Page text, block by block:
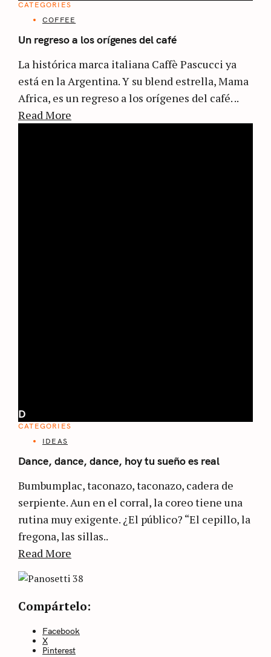
CATEGORIES
COFFEE
Un regreso a los orígenes del café
La histórica marca italiana Caffè Pascucci ya
está en la Argentina. Y su blend estrella, Mama
Africa, es un regreso a los orígenes del café. ..
Read More
D
CATEGORIES
IDEAS
Dance, dance, dance, hoy tu sueño es real
Bumbumplac, taconazo, taconazo, cadera de
serpiente. Aun en el corral, la coreo tiene una
rutina muy exigente. ¿El público? “El cepillo, la
fregona, las sillas..
Read More
CategoriesSin
Compártelo:
Facebook
X
Pinterest